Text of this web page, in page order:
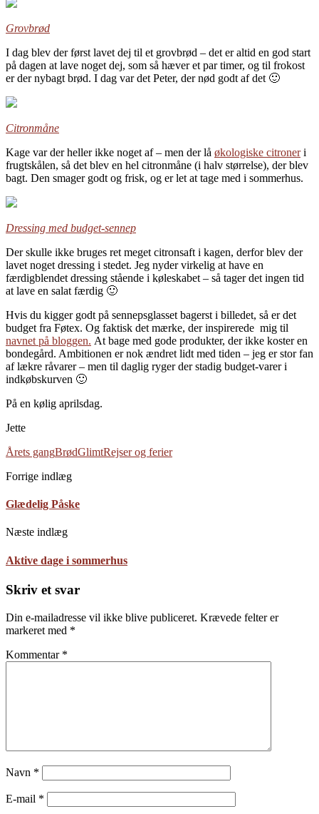
Grovbrød
I dag blev der først lavet dej til et grovbrød – det er altid en god start
på dagen at lave noget dej, som så hæver et par timer, og til frokost
er der nybagt brød. I dag var det Peter, der nød godt af det 🙂
Citronmåne
Kage var der heller ikke noget af – men der lå økologiske citroneri
frugtskålen, så det blev en hel citronmåne (i halv størrelse), der blev
bagt. Den smager godt og frisk, og er let at tage med i sommerhus.
Dressing med budget-sennep
Der skulle ikke bruges ret meget citronsaft i kagen, derfor blev der
lavet noget dressing i stedet. Jeg nyder virkelig at have en
færdigblendet dressing stående i køleskabet – så tager det ingen tid
at lave en salat færdig 🙂
Hvis du kigger godt på sennepsglasset bagerst i billedet, så er det
budget fra Føtex. Og faktisk det mærke, der inspirerede mig til
navnet på bloggen. At bage med gode produkter, der ikke koster en
bondegård. Ambitionen er nok ændret lidt med tiden – jeg er stor fan
af lækre råvarer – men til daglig ryger der stadig budget-varer i
indkøbskurven 🙂
På en kølig aprilsdag.
Jette
Årets gangBrødGlimtRejser og ferier
Forrige indlæg
Glædelig Påske
Næste indlæg
Aktive dage i sommerhus
Skriv et svar
Din e-mailadresse vil ikke blive publiceret. Krævede felter er
markeret med *
Kommentar *
Navn *
E-mail *